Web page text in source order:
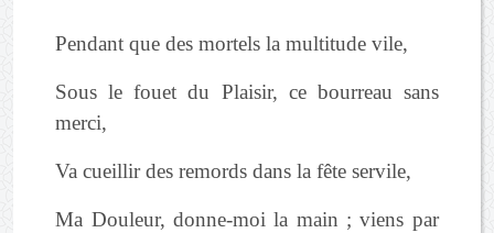
Pendant que des mortels la multitude vile,
Sous le fouet du Plaisir, ce bourreau sans
merci,
Va cueillir des remords dans la fête servile,
Ma Douleur, donne-moi la main ; viens par